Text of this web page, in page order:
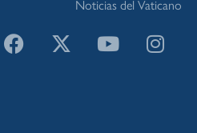
Noticias del Vaticano